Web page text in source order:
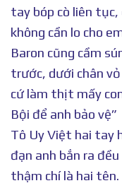
tay bóp cò liên
không cần lo cho
Baron cũng cầm
trước, dưới chân
cứ làm thịt mấy
Bội để anh bảo vệ”
Tô Uy Việt hai tay
đạn anh bắn ra
thậm chí là hai